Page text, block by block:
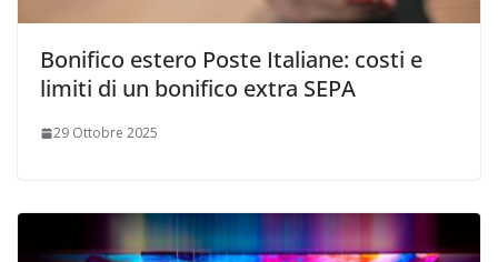
Bonifico estero Poste Italiane: costi e
limiti di un bonifico extra SEPA
29 Ottobre 2025